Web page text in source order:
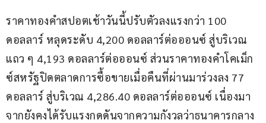
ราคาทองคำสปอตเช้าวันนี้ปรับตัวลงแรงกว่า 100
ดอลลาร์ หลุดระดับ 4,200 ดอลลาร์ต่อออนซ์ สู่บริเวณ
แถว ๆ 4,193 ดอลลาร์ต่อออนซ์ ส่วนราคาทองคำโคเม็ก
ซ์สหรัฐปิดตลาดการซื้อขายเมื่อคืนที่ผ่านมาร่วงลง 77
ดอลลาร์ สู่บริเวณ 4,286.40 ดอลลาร์ต่อออนซ์ เนื่องมา
จากยังคงได้รับแรงกดดันจากความกังวลว่าธนาคารกลาง